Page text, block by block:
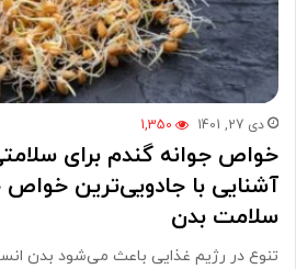
دی 27, 1401 1,350
خواص جوانه گندم برای
آشنایی با جادویی‌ترین خواص
سلامت بدن
تنوع در رژیم غذایی باعث می‌شود بدن